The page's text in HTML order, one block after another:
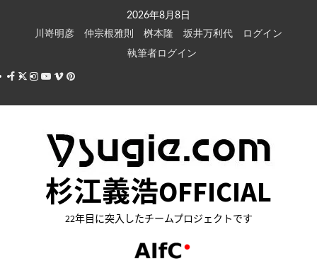
キ
2026年8月8日
川嵜明彦
仲宗根雅則 桝本隆 坂井万利代
ログイン
執筆者ログイン
Facebook
X Instagram
Youtube
VimeoPinterest
杉江義浩OFFICIAL
22年目に突入したチームプロジェクトです